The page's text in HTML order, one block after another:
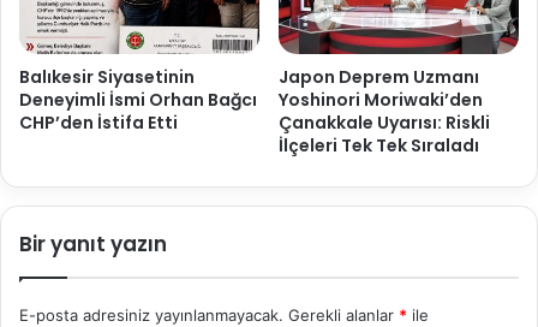
Balıkesir Siyasetinin
Deneyimli İsmi Orhan Bağcı
CHP’den İstifa Etti
Japon Deprem Uzmanı
Yoshinori Moriwaki’den
Çanakkale Uyarısı: Riskli
İlçeleri Tek Tek Sıraladı
Bir yanıt yazın
E-posta adresiniz yayınlanmayacak. Gerekli alanlar * ile